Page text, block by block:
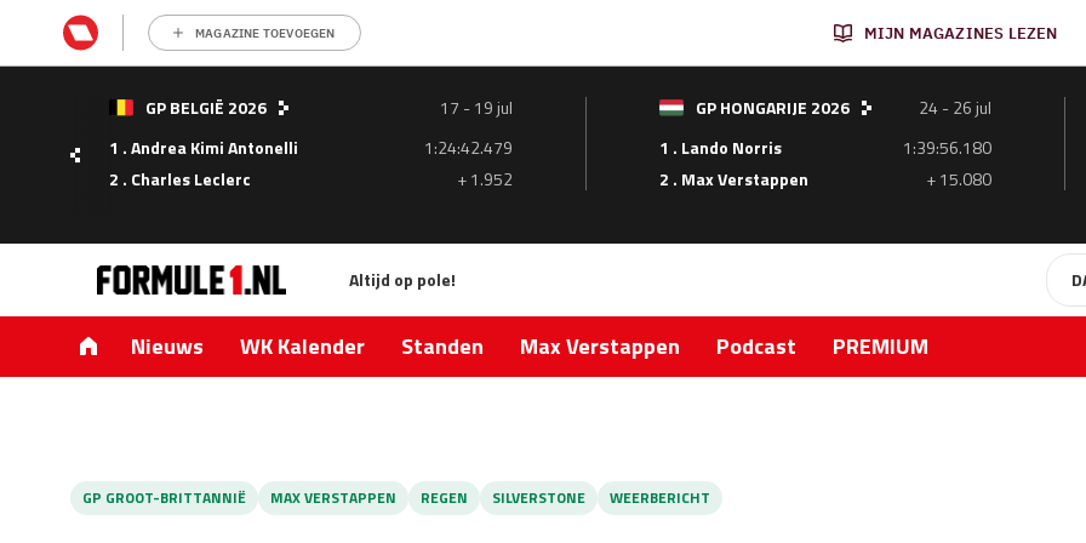
MAGAZINE TOEVOEGEN MIJN MAGAZINES LEZEN
GP BELGIË 2026
17 - 19 jul
1 . Andrea Kimi Antonelli
1:24:42.479
2 . Charles Leclerc
+ 1.952
GP HONGARIJE 2026
24 - 26 jul
1 . Lando Norris
1:39:56.180
2 . Max Verstappen
+ 15.080
Altijd op pole!
Nieuws WK Kalender Standen Max Verstappen Podcast PREMIUM
GP GROOT-BRITTANNIË MAX VERSTAPPEN REGEN SILVERSTONE WEERBERICHT